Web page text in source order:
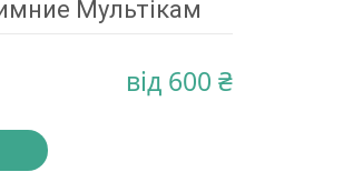
Мультікам
від 600 ₴